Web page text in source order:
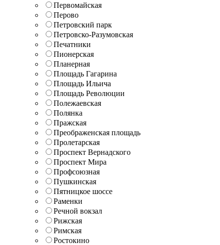
Первомайская
Перово
Петровский парк
Петровско-Разумовская
Печатники
Пионерская
Планерная
Площадь Гагарина
Площадь Ильича
Площадь Революции
Полежаевская
Полянка
Пражская
Преображенская площадь
Пролетарская
Проспект Вернадского
Проспект Мира
Профсоюзная
Пушкинская
Пятницкое шоссе
Раменки
Речной вокзал
Рижская
Римская
Ростокино